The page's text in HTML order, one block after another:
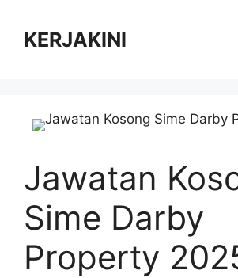
contentKERJAKINI
Jawatan
Sime Darby
Property